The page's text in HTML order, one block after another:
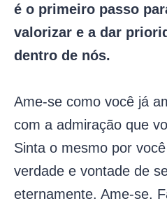
é o primeiro passo
valorizar e a dar
dentro de nós.
Ame-se como você já
com a admiração que
Sinta o mesmo por
verdade e vontade de
eternamente. Ame-se.